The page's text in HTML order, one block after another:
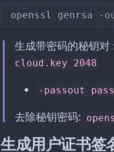
openssl genrsa -
生成带密码的秘钥对
cloud.key 2048
-passout
去除秘钥密码:
生成用户证书